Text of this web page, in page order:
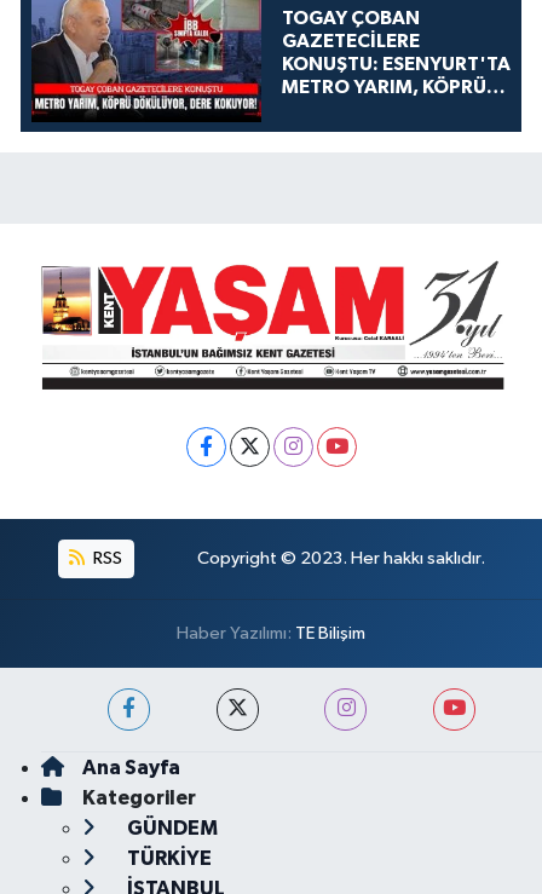
TOGAY ÇOBAN
GAZETECİLERE
KONUŞTU: ESENYURT'TA
METRO YARIM, KÖPRÜ
KOKUYOR!
RSS Copyright © 2023. Her hakkı saklıdır.
Haber Yazılımı: TE Bilişim
Ana Sayfa
Kategoriler
GÜNDEM
TÜRKİYE
İSTANBUL